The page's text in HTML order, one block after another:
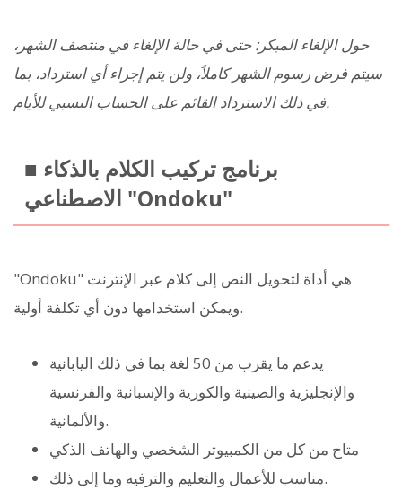
حول الإلغاء المبكر: حتى في حالة الإلغاء في منتصف الشهر،
سيتم فرض رسوم الشهر كاملاً، ولن يتم إجراء أي استرداد، بما
في ذلك الاسترداد القائم على الحساب النسبي للأيام.
■ برنامج تركيب الكلام بالذكاء
الاصطناعي "Ondoku"
"Ondoku" هي أداة لتحويل النص إلى كلام عبر الإنترنت
ويمكن استخدامها دون أي تكلفة أولية.
يدعم ما يقرب من 50 لغة بما في ذلك اليابانية
والإنجليزية والصينية والكورية والإسبانية والفرنسية
والألمانية.
متاح من كل من الكمبيوتر الشخصي والهاتف الذكي
مناسب للأعمال والتعليم والترفيه وما إلى ذلك.